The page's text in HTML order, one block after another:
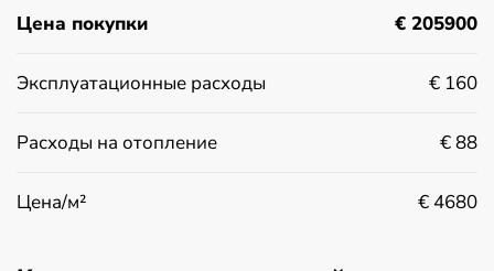
Цена покупки € 205900
Эксплуатационные расходы € 160
Расходы на отопление € 88
Цена/м² € 4680